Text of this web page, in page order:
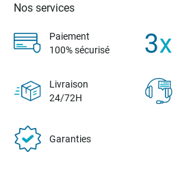
Nos services
Paiement
100% sécurisé
Livraison
24/72H
Garanties